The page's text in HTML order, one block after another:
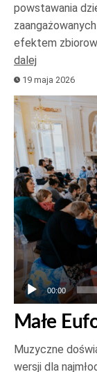
powstawania
efektem
dalej
19 maja 2026
Odtwarzacz
plików
dźwiękowych
00:00
Małe
Muzyczne
wersji dla